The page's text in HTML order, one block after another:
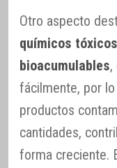
Otro aspecto
químicos tóxicos
bioacumulables,
fácilmente, por
productos
cantidades,
forma creciente.